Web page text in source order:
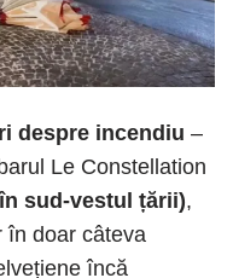
despre incendiu –
Le Constellation
sud-vestul țării),
în doar câteva
încă